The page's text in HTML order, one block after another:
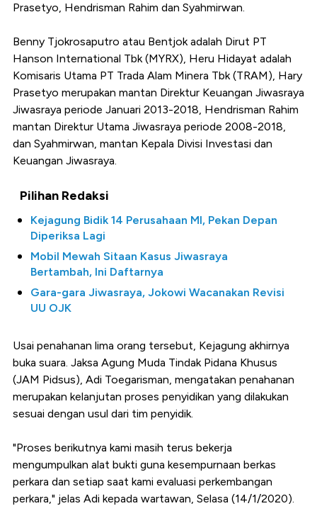
Prasetyo, Hendrisman Rahim dan Syahmirwan.
Benny Tjokrosaputro atau Bentjok adalah Dirut PT
Hanson International Tbk (MYRX), Heru Hidayat adalah
Komisaris Utama PT Trada Alam Minera Tbk (TRAM), Hary
Prasetyo merupakan mantan Direktur Keuangan Jiwasraya
Jiwasraya periode Januari 2013-2018, Hendrisman Rahim
mantan Direktur Utama Jiwasraya periode 2008-2018,
dan Syahmirwan, mantan Kepala Divisi Investasi dan
Keuangan Jiwasraya.
Pilihan Redaksi
Kejagung Bidik 14 Perusahaan MI, Pekan Depan
Diperiksa Lagi
Mobil Mewah Sitaan Kasus Jiwasraya
Bertambah, Ini Daftarnya
Gara-gara Jiwasraya, Jokowi Wacanakan Revisi
UU OJK
Usai penahanan lima orang tersebut, Kejagung akhirnya
buka suara. Jaksa Agung Muda Tindak Pidana Khusus
(JAM Pidsus), Adi Toegarisman, mengatakan penahanan
merupakan kelanjutan proses penyidikan yang dilakukan
sesuai dengan usul dari tim penyidik.
"Proses berikutnya kami masih terus bekerja
mengumpulkan alat bukti guna kesempurnaan berkas
perkara dan setiap saat kami evaluasi perkembangan
perkara," jelas Adi kepada wartawan, Selasa (14/1/2020).